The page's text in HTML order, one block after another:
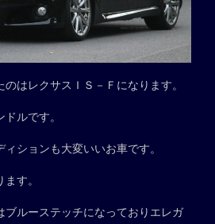
はレクサスＩＳ－Ｆになります。
ルです。
ションも大変いいお車です。
す。
ブルーステッチになっておりエレガ